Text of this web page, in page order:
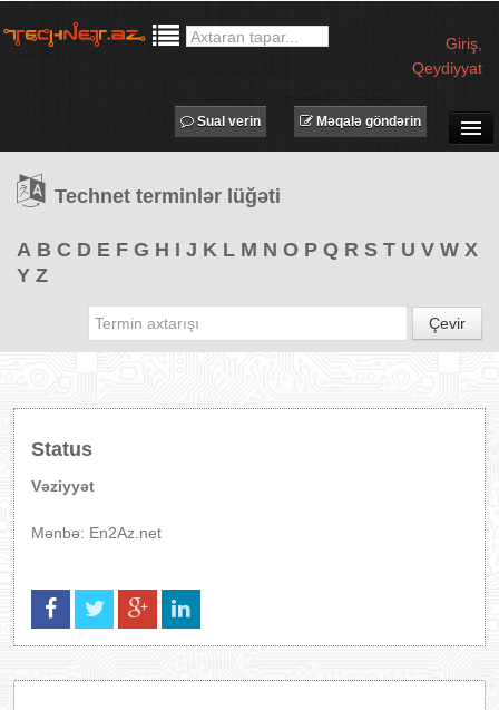
Giriş
Qeydiyyat
TƏDBİRLƏR
PROQRAMLAR
Məqalə göndərin
Sual verin
Technet terminlər lüğəti
A B C D E F G H I J K L M N O P Q R S T U V W X
Y Z
Çevir
Status
Vəziyyət
Mənbə: En2Az.net